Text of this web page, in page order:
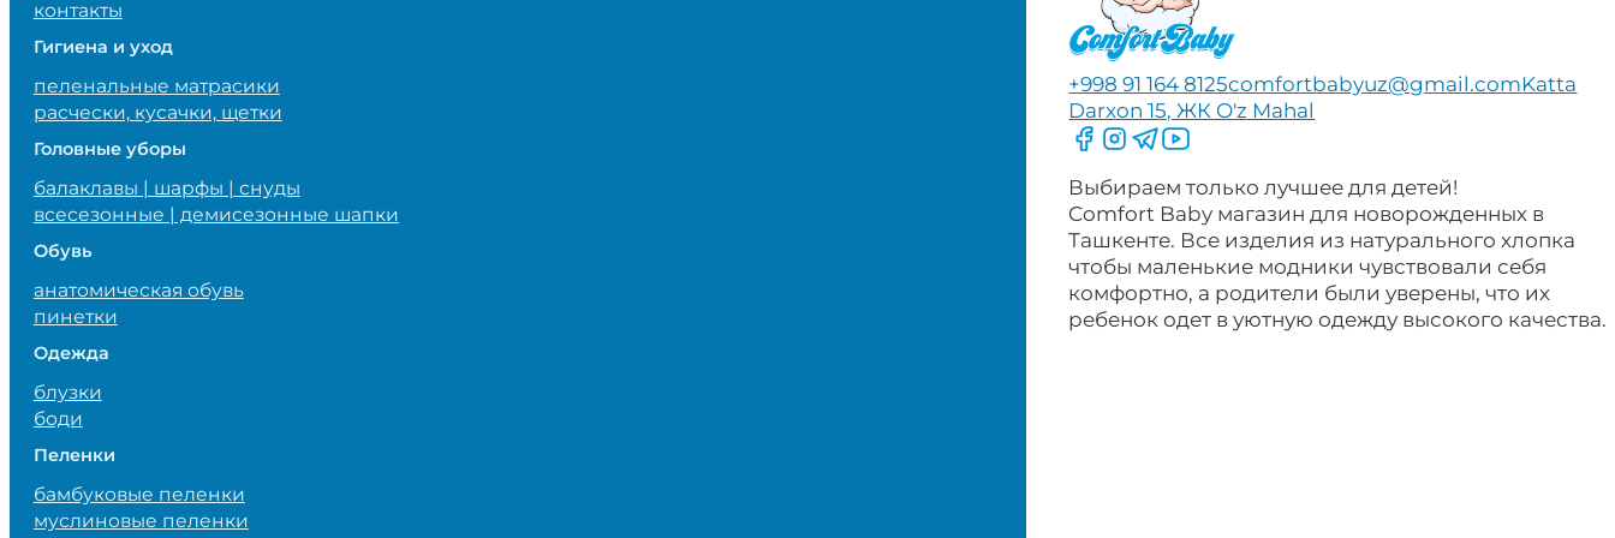
контакты
Гигиена и уход
пеленальные матрасики
расчески, кусачки, щетки
Головные уборы
балаклавы | шарфы | снуды
всесезонные | демисезонные шапки
Обувь
анатомическая обувь
пинетки
Одежда
блузки
боди
Пеленки
бамбуковые пеленки
муслиновые пеленки
+998 91 164 8125comfortbabyuz@gmail.comKatta
Darxon 15, ЖК O'z Mahal
Следите за нами на Facebook
Следите за нами в Instagram
Следите за нами в Telegram
Следите за нами в YouTube
Выбираем только лучшее для детей!
Comfort Baby магазин для новорожденных в
Ташкенте. Все изделия из натурального хлопка
чтобы маленькие модники чувствовали себя
комфортно, а родители были уверены, что их
ребенок одет в уютную одежду высокого качества.